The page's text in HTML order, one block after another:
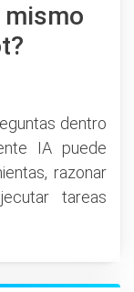
mismo
dentro
IA puede
razonar
tareas